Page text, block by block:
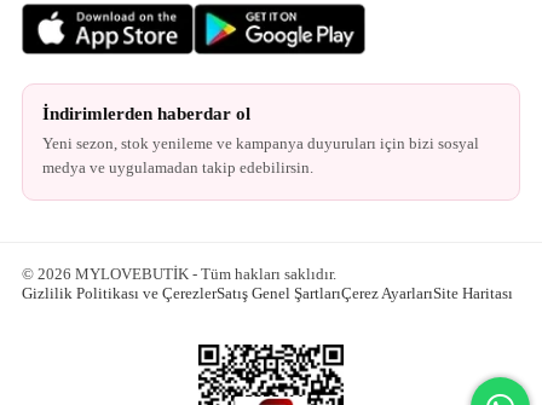
İndirimlerden haberdar ol
Yeni sezon, stok yenileme ve kampanya duyuruları için bizi sosyal
medya ve uygulamadan takip edebilirsin.
© 2026 MYLOVEBUTİK - Tüm hakları saklıdır.
Gizlilik Politikası ve ÇerezlerSatış Genel ŞartlarıÇerez AyarlarıSite Haritası